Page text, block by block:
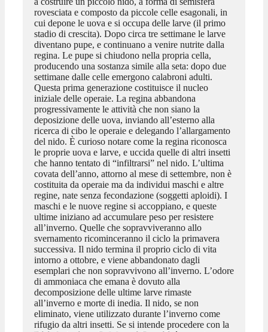
rovesciata e composto da piccole celle esagonali, in
cui depone le uova e si occupa delle larve (il primo
stadio di crescita). Dopo circa tre settimane le larve
diventano pupe, e continuano a venire nutrite dalla
regina. Le pupe si chiudono nella propria cella,
producendo una sostanza simile alla seta: dopo due
settimane dalle celle emergono calabroni adulti.
Questa prima generazione costituisce il nucleo
iniziale delle operaie. La regina abbandona
progressivamente le attività che non siano la
deposizione delle uova, inviando all’esterno alla
ricerca di cibo le operaie e delegando l’allargamento
del nido. È curioso notare come la regina riconosca
le proprie uova e larve, e uccida quelle di altri insetti
che hanno tentato di “infiltrarsi” nel nido. L’ultima
covata dell’anno, attorno al mese di settembre, non è
costituita da operaie ma da individui maschi e altre
regine, nate senza fecondazione (soggetti aploidi). I
maschi e le nuove regine si accoppiano, e queste
ultime iniziano ad accumulare peso per resistere
all’inverno. Quelle che sopravviveranno allo
svernamento ricominceranno il ciclo la primavera
successiva. Il nido termina il proprio ciclo di vita
intorno a ottobre, e viene abbandonato dagli
esemplari che non sopravvivono all’inverno. L’odore
di ammoniaca che emana è dovuto alla
decomposizione delle ultime larve rimaste
all’inverno e morte di inedia. Il nido, se non
eliminato, viene utilizzato durante l’inverno come
rifugio da altri insetti. Se si intende procedere con la